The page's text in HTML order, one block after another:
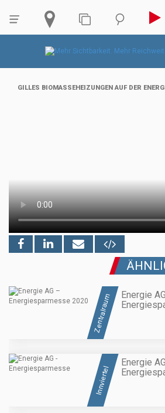
GILLES BIOMASSEHEIZUNGEN AUF DER
Zentralraum
Energie
Innviertel
Energie